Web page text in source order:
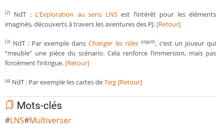
(2) NdT : L’Exploration au sens LNSest l’intérêt pour les éléments
imaginés, découverts à travers les aventures des PJ. [Retour]
(3) NdT : Par exemple dans Changer les rôles ptgptb, c’est un joueur qui
“meuble” une pièce du scénario. Cela renforce l’immersion, mais pas
forcément l’intrigue. [Retour]
(4) NdT : Par exemple les cartes de Torg [Retour]
Mots-clés
LNS Multiverser